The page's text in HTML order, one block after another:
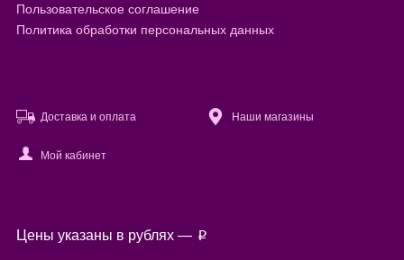
Пользовательское соглашение
Политика обработки персональных данных
Доставка и оплата Наши магазины
Мой кабинет
Цены указаны в рублях — p
Используя настоящий сайт, вы предоставляете согласие на